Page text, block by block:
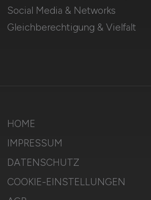
Social Media & Networks
Gleichberechtigung & Vielfalt
HOME
IMPRESSUM
DATENSCHUTZ
COOKIE-EINSTELLUNGEN